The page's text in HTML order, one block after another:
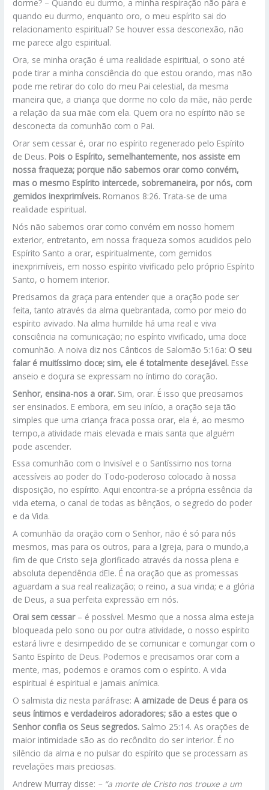
dorme? – Quando eu durmo, a minha respiração não pára e
quando eu durmo, enquanto oro, o meu espírito sai do
relacionamento espiritual? Se houver essa desconexão, não
me parece algo espiritual.
Ora, se minha oração é uma realidade espiritual, o sono até
pode tirar a minha consciência do que estou orando, mas não
pode me retirar do colo do meu Pai celestial, da mesma
maneira que, a criança que dorme no colo da mãe, não perde
a relação da sua mãe com ela. Quem ora no espírito não se
desconecta da comunhão com o Pai.
Orar sem cessar é, orar no espírito regenerado pelo Espírito
de Deus. Pois o Espírito, semelhantemente, nos assiste em
nossa fraqueza; porque não sabemos orar como convém,
mas o mesmo Espírito intercede, sobremaneira, por nós, com
gemidos inexprimíveis. Romanos 8:26. Trata-se de uma
realidade espiritual.
Nós não sabemos orar como convém em nosso homem
exterior, entretanto, em nossa fraqueza somos acudidos pelo
Espírito Santo a orar, espiritualmente, com gemidos
inexprimíveis, em nosso espírito vivificado pelo próprio Espírito
Santo, o homem interior.
Precisamos da graça para entender que a oração pode ser
feita, tanto através da alma quebrantada, como por meio do
espírito avivado. Na alma humilde há uma real e viva
consciência na comunicação; no espírito vivificado, uma doce
comunhão. A noiva diz nos Cânticos de Salomão 5:16a: O seu
falar é muitíssimo doce; sim, ele é totalmente desejável. Esse
anseio e doçura se expressam no íntimo do coração.
Senhor, ensina-nos a orar. Sim, orar. É isso que precisamos
ser ensinados. E embora, em seu início, a oração seja tão
simples que uma criança fraca possa orar, ela é, ao mesmo
tempo,a atividade mais elevada e mais santa que alguém
pode ascender.
Essa comunhão com o Invisível e o Santíssimo nos torna
acessíveis ao poder do Todo-poderoso colocado à nossa
disposição, no espírito. Aqui encontra-se a própria essência da
vida eterna, o canal de todas as bênçãos, o segredo do poder
e da Vida.
A comunhão da oração com o Senhor, não é só para nós
mesmos, mas para os outros, para a Igreja, para o mundo,a
fim de que Cristo seja glorificado através da nossa plena e
absoluta dependência dEle. É na oração que as promessas
aguardam a sua real realização; o reino, a sua vinda; e a glória
de Deus, a sua perfeita expressão em nós.
Orai sem cessar– é possível. Mesmo que a nossa alma esteja
bloqueada pelo sono ou por outra atividade, o nosso espírito
estará livre e desimpedido de se comunicar e comungar com o
Santo Espírito de Deus. Podemos e precisamos orar com a
mente, mas, podemos e oramos com o espírito. A vida
espiritual é espiritual e jamais anímica.
O salmista diz nesta paráfrase:A amizade de Deus é para os
seus íntimos e verdadeiros adoradores; são a estes que o
Senhor confia os Seus segredos. Salmo 25:14. As orações de
maior intimidade são as do recôndito do ser interior. É no
silêncio da alma e no pulsar do espírito que se processam as
revelações mais preciosas.
Andrew Murray disse: – “a morte de Cristo nos trouxe a um